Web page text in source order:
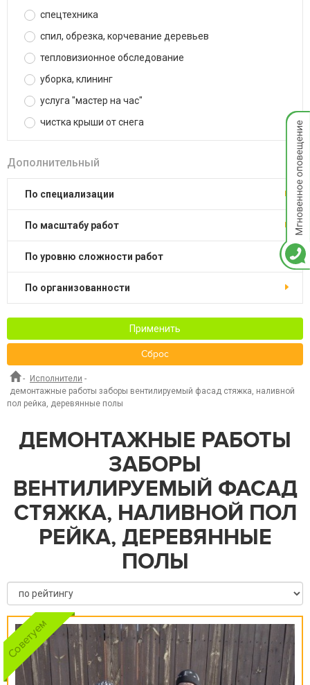
спецтехника
спил, обрезка, корчевание деревьев
тепловизионное обследование
уборка, клининг
услуга "мастер на час"
чистка крыши от снега
Дополнительный
по специализации
по масштабу работ
по уровню сложности работ
по организованности
Применить
Сброс
- Исполнители -
демонтажные работы заборы вентилируемый фасад стяжка, наливной
пол рейка, деревянные полы
ДЕМОНТАЖНЫЕ РАБОТЫ
ЗАБОРЫ
ВЕНТИЛИРУЕМЫЙ ФАСАД
СТЯЖКА, НАЛИВНОЙ ПОЛ
РЕЙКА, ДЕРЕВЯННЫЕ
ПОЛЫ